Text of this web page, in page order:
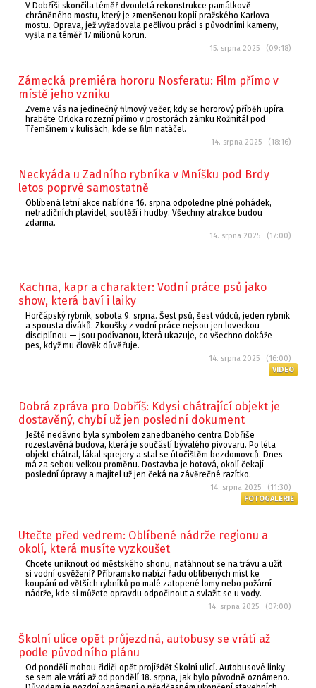
V Dobříši skončila téměř dvouletá rekonstrukce památkově
chráněného mostu, který je zmenšenou kopií pražského Karlova
mostu. Oprava, jež vyžadovala pečlivou práci s původními kameny,
vyšla na téměř 17 milionů korun.
15. srpna 2025 (09:18)
Zámecká premiéra hororu Nosferatu: Film přímo v
místě jeho vzniku
Zveme vás na jedinečný filmový večer, kdy se hororový příběh upíra
hraběte Orloka rozezní přímo v prostorách zámku Rožmitál pod
Třemšínem v kulisách, kde se film natáčel.
14. srpna 2025 (18:16)
Neckyáda u Zadního rybníka v Mníšku pod Brdy
letos poprvé samostatně
Oblíbená letní akce nabídne 16. srpna odpoledne plné pohádek,
netradičních plavidel, soutěží i hudby. Všechny atrakce budou
zdarma.
14. srpna 2025 (17:00)
Kachna, kapr a charakter: Vodní práce psů jako
show, která baví i laiky
Horčápský rybník, sobota 9. srpna. Šest psů, šest vůdců, jeden rybník
a spousta diváků. Zkoušky z vodní práce nejsou jen loveckou
disciplínou — jsou podívanou, která ukazuje, co všechno dokáže
pes, když mu člověk důvěřuje.
14. srpna 2025 (16:00)
VIDEO
Dobrá zpráva pro Dobříš: Kdysi chátrající objekt je
dostavěný, chybí už jen poslední dokument
Ještě nedávno byla symbolem zanedbaného centra Dobříše
rozestavěná budova, která je součástí bývalého pivovaru. Po léta
objekt chátral, lákal sprejery a stal se útočištěm bezdomovců. Dnes
má za sebou velkou proměnu. Dostavba je hotová, okolí čekají
poslední úpravy a majitel už jen čeká na závěrečné razítko.
14. srpna 2025 (11:30)
FOTOGALERIE
Utečte před vedrem: Oblíbené nádrže regionu a
okolí, která musíte vyzkoušet
Chcete uniknout od městského shonu, natáhnout se na trávu a užít
si vodní osvěžení? Příbramsko nabízí řadu oblíbených míst ke
koupání od větších rybníků po malé zatopené lomy nebo požární
nádrže, kde si můžete opravdu odpočinout a svlažit se u vody.
14. srpna 2025 (07:00)
Školní ulice opět průjezdná, autobusy se vrátí až
podle původního plánu
Od pondělí mohou řidiči opět projíždět Školní ulicí. Autobusové linky
se sem ale vrátí až od pondělí 18. srpna, jak bylo původně oznámeno.